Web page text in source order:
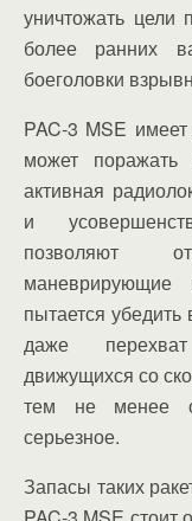
уничтожать
более ранних
боеголовки
PAC-3 MSE
может
активная
и
позволяют
маневрирующие
пытается
даже
движущихся со
тем не менее
серьезное.
Запасы таких